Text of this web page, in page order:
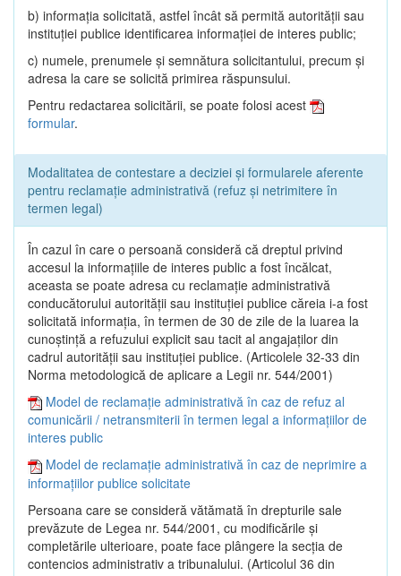
b) informaţia solicitată, astfel încât să permită autorităţii sau
instituţiei publice identificarea informaţiei de interes public;
c) numele, prenumele şi semnătura solicitantului, precum şi
adresa la care se solicită primirea răspunsului.
Pentru redactarea solicitării, se poate folosi acest
formular.
Modalitatea de contestare a deciziei și formularele aferente
pentru reclamație administrativă (refuz și netrimitere în
termen legal)
În cazul în care o persoană consideră că dreptul privind
accesul la informaţiile de interes public a fost încălcat,
aceasta se poate adresa cu reclamaţie administrativă
conducătorului autorităţii sau instituţiei publice căreia i-a fost
solicitată informaţia, în termen de 30 de zile de la luarea la
cunoştinţă a refuzului explicit sau tacit al angajaţilor din
cadrul autorităţii sau instituţiei publice. (Articolele 32-33 din
Norma metodologică de aplicare a Legii nr. 544/2001)
Model de reclamație administrativă în caz de refuz al
comunicării / netransmiterii în termen legal a informațiilor de
interes public
Model de reclamație administrativă în caz de neprimire a
informațiilor publice solicitate
Persoana care se consideră vătămată în drepturile sale
prevăzute de Legea nr. 544/2001, cu modificările şi
completările ulterioare, poate face plângere la secţia de
contencios administrativ a tribunalului. (Articolul 36 din